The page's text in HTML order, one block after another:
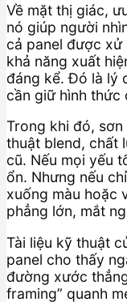
Về mặt thị giác,
nó giúp người
cả panel được
khả năng xuất
đáng kể. Đó là lý
cần giữ hình thức
Trong khi đó,
thuật blend, chất
cũ. Nếu mọi yếu
ổn. Nhưng nếu
xuống màu hoặc
phẳng lớn, mắt
Tài liệu kỹ thuật
panel cho thấy
đường xước
framing” quanh